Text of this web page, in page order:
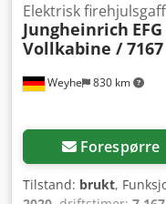
Weyhe 830 km
Elektrisk
Jungheinrich
Vollkabine / 7167
Forespørre
Tilstand: brukt,